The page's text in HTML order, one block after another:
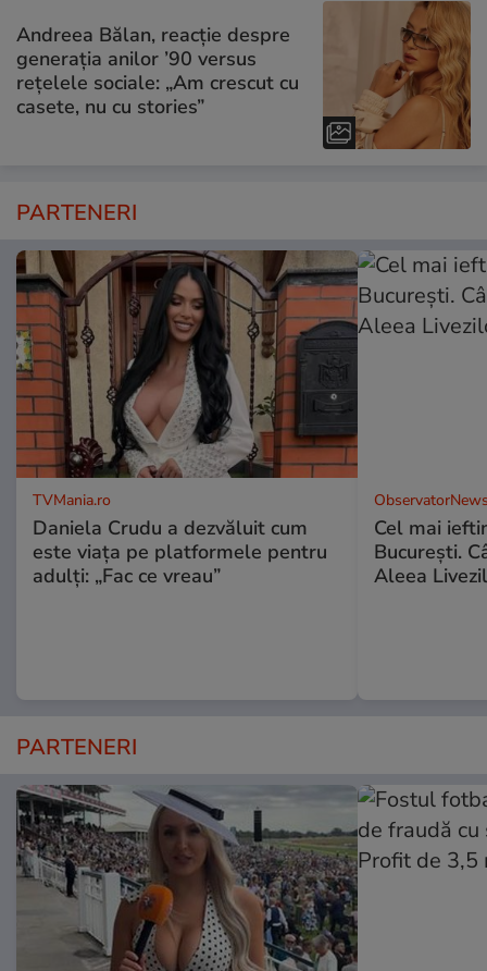
Andreea Bălan, reacție despre
generația anilor ’90 versus
rețelele sociale: „Am crescut cu
casete, nu cu stories”
PARTENERI
TVMania.ro
Daniela Crudu a dezvăluit cum
este viața pe platformele pentru
adulți: „Fac ce vreau”
Cel mai
Bucureşti.
Aleea
PARTENERI